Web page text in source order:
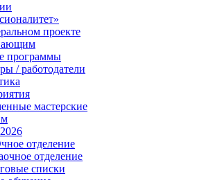
проекте
программы
/ работодатели
мастерские
отделение
отделение
списки